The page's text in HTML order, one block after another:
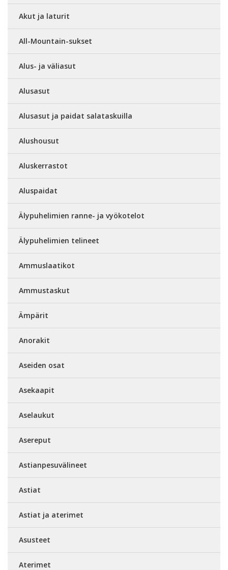
Akut ja laturit
All-Mountain-sukset
Alus- ja väliasut
Alusasut
Alusasut ja paidat salataskuilla
Alushousut
Aluskerrastot
Aluspaidat
Älypuhelimien ranne- ja vyökotelot
Älypuhelimien telineet
Ammuslaatikot
Ammustaskut
Ämpärit
Anorakit
Aseiden osat
Asekaapit
Aselaukut
Asereput
Astianpesuvälineet
Astiat
Astiat ja aterimet
Asusteet
Aterimet